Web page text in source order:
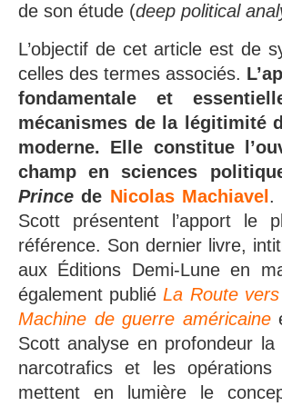
de son étude (deep political
L’objectif de cet article est de
celles des termes associés.
fondamentale et
mécanismes de la légitimité
moderne. Elle constitue
champ en sciences
Prince de Nicolas Machiavel .
Scott présentent l’apport le
référence. Son dernier livre,
aux Éditions Demi-Lune en
également publiéLa Route
Machine de guerre américaine
Scott analyse en profondeur
narcotrafics et les
mettent en lumière le